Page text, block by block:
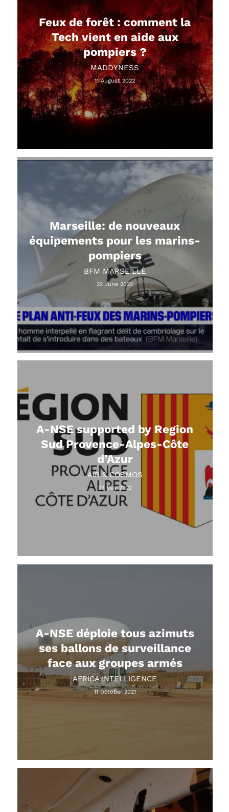
Feux de forêt : comment la
Tech vient en aide aux
pompiers ?
MADDYNESS
11 August 2022
Marseille: de nouveaux
équipements pour les marins-
pompiers
BFM MARSEILLE
22 June 2022
A-NSE supported by Region
Sud Provence-Alpes-Côte
d’Azur
AIR & COSMOS
23 May 2022
A-NSE déploie tous azimuts
ses ballons de surveillance
face aux groupes armés
AFRICA INTELLIGENCE
11 October 2021